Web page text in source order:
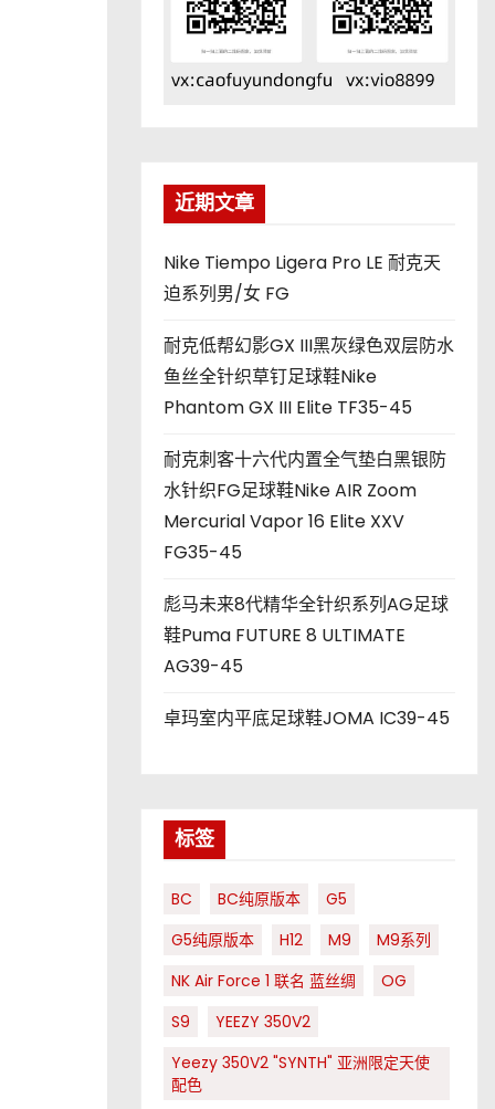
近期文章
Nike Tiempo Ligera Pro LE 耐克天
迫系列男/女 FG
耐克低帮幻影GX III黑灰绿色双层防水
鱼丝全针织草钉足球鞋Nike
Phantom GX III Elite TF35-45
耐克刺客十六代内置全气垫白黑银防
水针织FG足球鞋Nike AIR Zoom
Mercurial Vapor 16 Elite XXV
FG35-45
彪马未来8代精华全针织系列AG足球
鞋Puma FUTURE 8 ULTIMATE
AG39-45
卓玛室内平底足球鞋JOMA IC39-45
标签
BC BC纯原版本
G5
G5纯原版本
H12 M9
M9系列
NK Air Force 1 联名 蓝丝绸
OG
S9
YEEZY 350V2
Yeezy 350V2 "SYNTH" 亚洲限定天使
配色